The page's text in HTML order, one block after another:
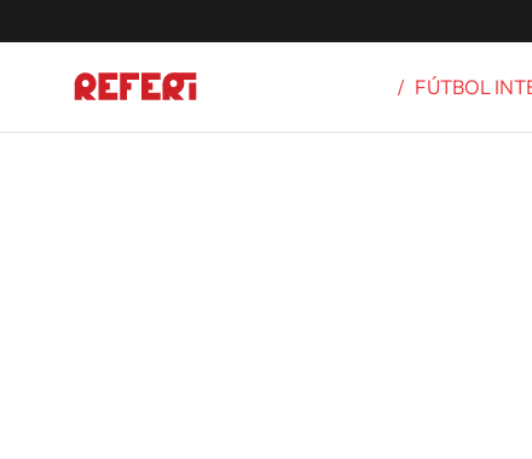
/ FÚTBOL